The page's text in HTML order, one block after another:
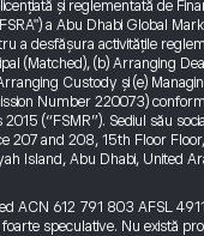
și reglementată de
a Abu Dhabi Global
a desfășura activitățile
(Matched), (b) Arranging
Custody și (e)
Number 220073)
(“FSMR”). Sediul său
207 and 208, 15th Floor
Island, Abu Dhabi, United
ACN 612 791 803 AFSL
speculative. Nu există